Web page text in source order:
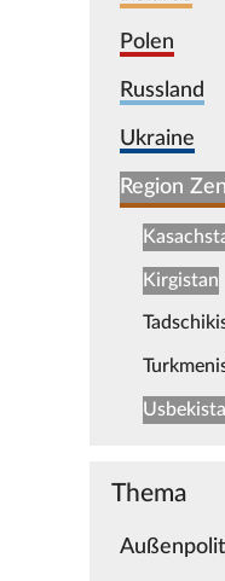
Polen
Russland
Ukraine
Region
Kirgistan
Thema